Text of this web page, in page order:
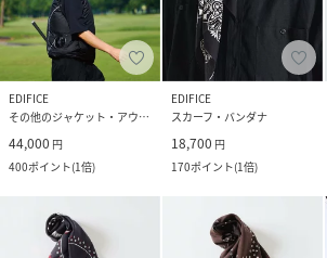
EDIFICE
その他のジャケット・アウター
44,000 円
400ポイント(1倍)
EDIFICE
スカーフ・バンダナ
18,700 円
170ポイント(1倍)